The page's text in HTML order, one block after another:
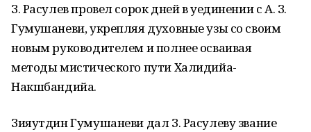
З. Расулев провел сорок дней в уединении с А. З.
Гумушаневи, укрепляя духовные узы со своим
новым руководителем и полнее осваивая
методы мистического пути Халидийа-
Накшбандийа.
Зияутдин Гумушаневи дал З. Расулеву звание